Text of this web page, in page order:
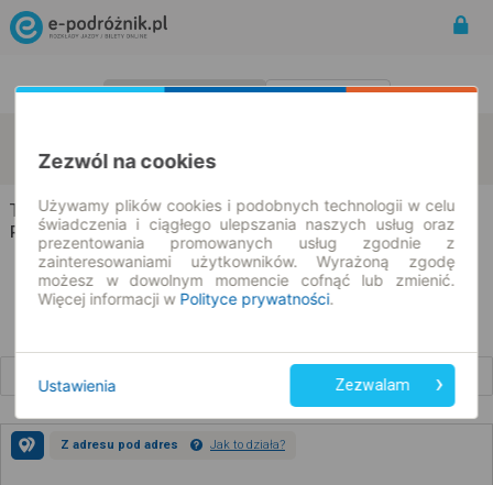
Rozkład Jazdy | Bilety Bilety okresowe
08.08.2026 | -- : --
Tuttlingen → Bielsko-Biała
Rozkład jazdy i bilety
Z adresu pod adres Jak to działa?
Zezwól na cookies
Używamy plików cookies i podobnych technologii w celu
świadczenia i ciągłego ulepszania naszych usług oraz
prezentowania promowanych usług zgodnie z
zainteresowaniami użytkowników. Wyrażoną zgodę
możesz w dowolnym momencie cofnąć lub zmienić.
Więcej informacji w Polityce prywatności.
Ustawienia Zezwalam